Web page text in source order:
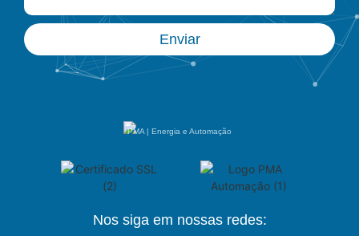
Enviar
PMA | Energia e Automação
Nos siga em nossas redes: